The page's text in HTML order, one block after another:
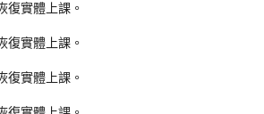
復實體上課。
復實體上課。
復實體上課。